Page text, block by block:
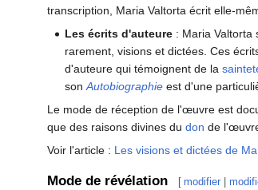
transcription, Maria Valtorta écrit elle-
Les écrits d'auteure : Maria Valtorta
rarement, visions et dictées. Ces
d'auteure qui témoignent de la
sonAutobiographie est d'une
Le mode de réception de l'œuvre est
que des raisons divines du don de
Voir l'article : Les visions et dictées de
Mode de révélation [ modifier |